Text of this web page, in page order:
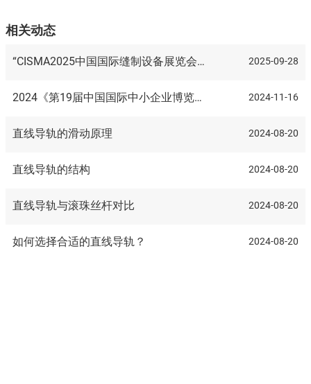
相关动态
“CISMA2025中国国际缝制设备展览会进
采”
2025-09-28
2024《第19届中国国际中小企业博览
2024-11-16
直线导轨的滑动原理 2024-08-20
直线导轨的结构 2024-08-20
直线导轨与滚珠丝杆对比 2024-08-20
如何选择合适的直线导轨？ 2024-08-20